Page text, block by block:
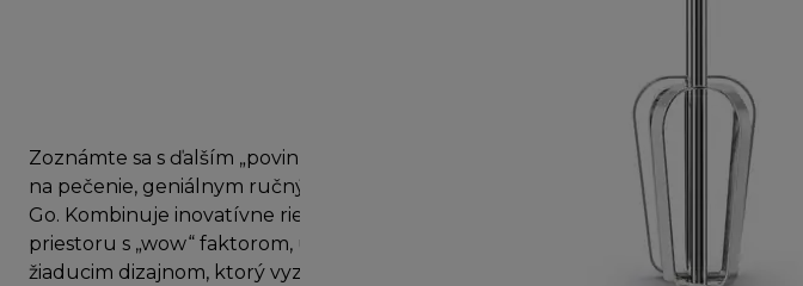
Zoznámte sa s ďalším „povinným“ príslušenstvom
na pečenie, geniálnym ručným mixérom QuickMix
Go. Kombinuje inovatívne riešenie úložného
priestoru s „wow“ faktorom, upokojujúcim,
žiaducim dizajnom, ktorý vyzerá skvele, či už je